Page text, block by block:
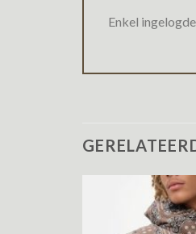
Enkel